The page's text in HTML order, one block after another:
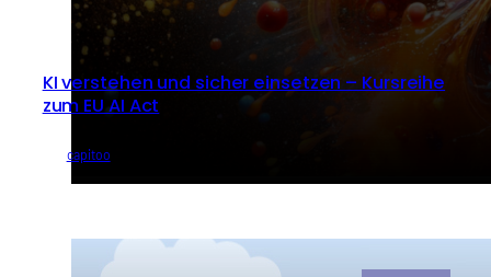
KI verstehen und sicher einsetzen – Kursreihe
zum EU AI Act
capitoo